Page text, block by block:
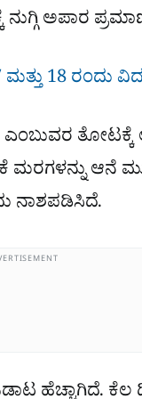
ನುಗ್ಗಿ ಅಪಾರ
18 ರಂದು
ತೋಟಕ್ಕೆ
ಮರಗಳನ್ನು ಆನೆ
ನಾಶಪಡಿಸಿದೆ.